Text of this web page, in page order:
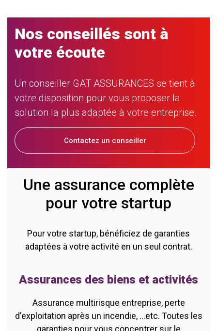
Nos conseillés sont à
votre écoute
Un conseiller GAT ASSURANCES se tient à
votre disposition pour vous proposer la
solution la plus adaptée à votre entreprise.
Contactez un conseiller
Une assurance complète
pour votre startup
Pour votre startup, bénéficiez de garanties
adaptées à votre activité en un seul contrat.
Assurances des biens et activités
Assurance multirisque entreprise, perte
d'exploitation après un incendie, ...etc. Toutes les
garanties pour vous concentrer sur le